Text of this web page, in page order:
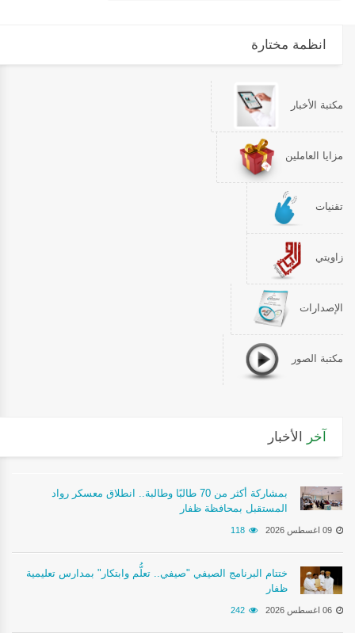
انظمة مختارة
مكتبة الأخبار
مزايا العاملين
تقنيات
زاويتي
الإصدارات
مكتبة الصور
آخر الأخبار
بمشاركة أكثر من 70 طالبًا وطالبة.. انطلاق معسكر رواد
المستقبل بمحافظة ظفار
09 اغسطس 2026 118
ختتام البرنامج الصيفي "صيفي.. تعلُّم وابتكار" بمدارس تعليمية
ظفار
06 اغسطس 2026 242